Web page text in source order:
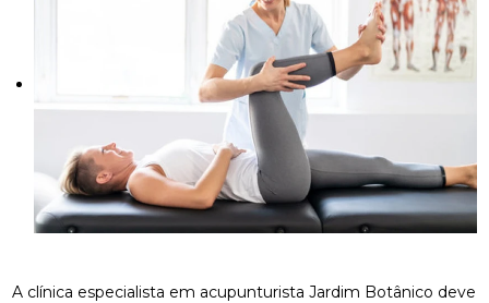
A clínica especialista em acupunturista Jardim Botânico deve